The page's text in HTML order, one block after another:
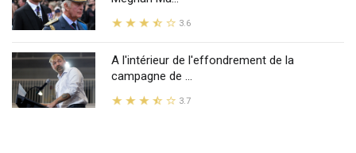
3.6
A l'intérieur de l'effondrement de la
campagne de ...
3.7